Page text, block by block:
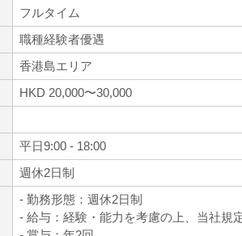
フルタイム
職種経験者優遇
香港島エリア
HKD 20,000〜30,000
平日9:00 - 18:00
週休2日制
- 勤務形態：週休2日制
- 給与：経験・能力を考慮の上、当社規